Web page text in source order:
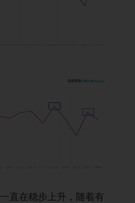
直在稳步上升，随着 有